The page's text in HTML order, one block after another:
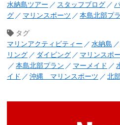
水納島ツアー
スタッフブログ
グ
マリンスポーツ 本島北部プ
タグ
マリンアクティビティー
水納島
リング
ダイビング マリンスポ
本島北部プラン
マーメイド
イド
沖縄 マリンスポーツ 北